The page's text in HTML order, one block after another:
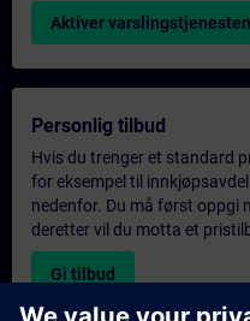
Aktiver varslingstjenesten
Personlig tilbud
Hvis du trenger et standard
for eksempel til
nedenfor. Du må først oppgi
deretter vil du motta et
Gi tilbud